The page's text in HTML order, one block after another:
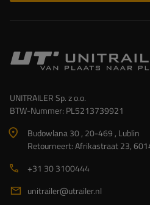
UNITRAILER Sp. z o.o.
BTW-Nummer: PL5213739921
Budowlana 30 , 20-469 , Lublin
Retourneert: Afrikastraat 23,
+31 30 3100444
unitrailer@utrailer.nl